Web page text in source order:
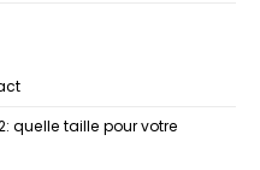
quelle taille pour votre